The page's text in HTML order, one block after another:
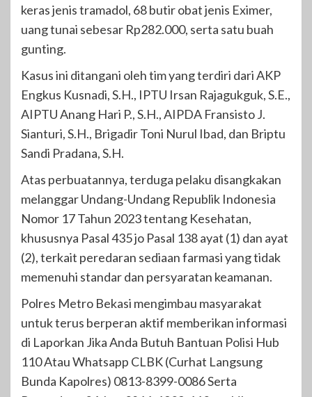
keras jenis tramadol, 68 butir obat jenis Eximer,
uang tunai sebesar Rp282.000, serta satu buah
gunting.
Kasus ini ditangani oleh tim yang terdiri dari AKP
Engkus Kusnadi, S.H., IPTU Irsan Rajagukguk, S.E.,
AIPTU Anang Hari P., S.H., AIPDA Fransisto J.
Sianturi, S.H., Brigadir Toni Nurul Ibad, dan Briptu
Sandi Pradana, S.H.
Atas perbuatannya, terduga pelaku disangkakan
melanggar Undang-Undang Republik Indonesia
Nomor 17 Tahun 2023 tentang Kesehatan,
khususnya Pasal 435 jo Pasal 138 ayat (1) dan ayat
(2), terkait peredaran sediaan farmasi yang tidak
memenuhi standar dan persyaratan keamanan.
Polres Metro Bekasi mengimbau masyarakat
untuk terus berperan aktif memberikan informasi
di Laporkan Jika Anda Butuh Bantuan Polisi Hub
110 Atau Whatsapp CLBK (Curhat Langsung
Bunda Kapolres) 0813-8399-0086 Serta